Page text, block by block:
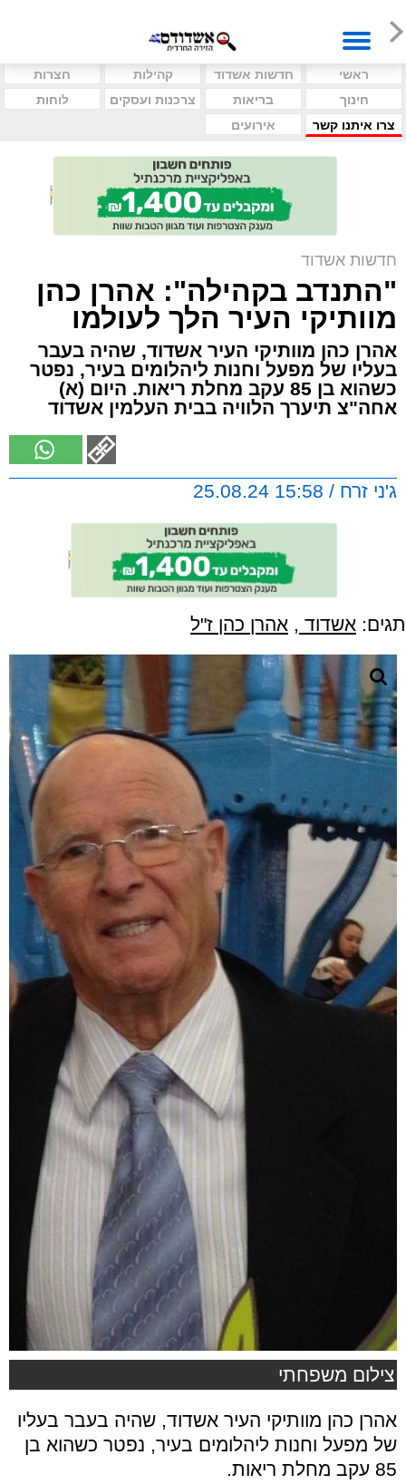
ראשי חדשות אשדוד קהילות
חצרות
חינוך
בריאות צרכנות ועסקים
לוחות
צרו איתנו קשר
אירועים
חדשות אשדוד
"התנדב בקהילה": אהרן כהן
מוותיקי העיר הלך לעולמו
אהרן כהן מוותיקי העיר אשדוד, שהיה בעבר
בעליו של מפעל וחנות ליהלומים בעיר, נפטר
כשהוא בן 85 עקב מחלת ריאות. היום (א)
אחה"צ תיערך הלוויה בבית העלמין אשדוד
ג'ני זרח / 15:58 25.08.24
תגים: אשדוד , אהרן כהן ז"ל
צילום משפחתי
אהרן כהן מוותיקי העיר אשדוד, שהיה בעבר בעליו
של מפעל וחנות ליהלומים בעיר, נפטר כשהוא בן
85 עקב מחלת ריאות.